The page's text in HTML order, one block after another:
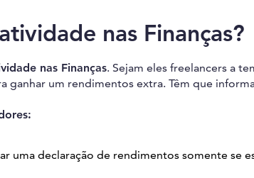
nas Finanças?
nas Finanças. Sejam eles freelancers a
um rendimentos extra. Têm que
uma declaração de rendimentos somente se